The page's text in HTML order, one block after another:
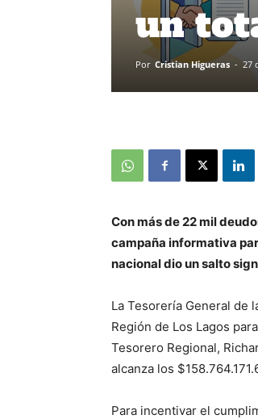
un
Por Cristian Higueras - 27
Con más de 22 mil
campaña informativa
nacional dio un salto
La Tesorería General de
Región de Los Lagos
Tesorero Regional,
alcanza los
Para incentivar el